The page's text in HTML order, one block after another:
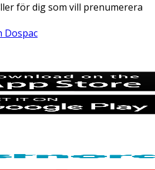
för dig som vill prenumerera
Dospac